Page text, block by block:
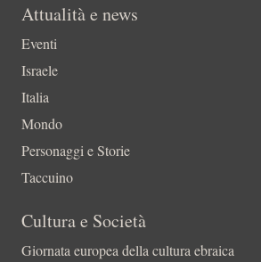
Attualità e news
Eventi
Israele
Italia
Mondo
Personaggi e Storie
Taccuino
Cultura e Società
Giornata europea della cultura ebraica